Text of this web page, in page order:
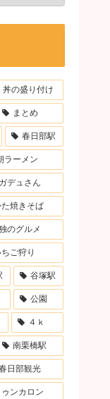
丼の盛り付け
まとめ
春日部駅
ラーメン
ガデュさん
焼きそば
のグルメ
ちご狩り
谷塚駅
公園
４ｋ
南栗橋駅
日部観光
ゥンカロン